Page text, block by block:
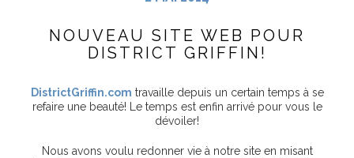
NOUVEAU SITE WEB POUR
DISTRICT GRIFFIN!
DistrictGriffin.com travaille depuis un certain temps à se
refaire une beauté! Le temps est enfin arrivé pour vous le
dévoiler!
Nous avons voulu redonner vie à notre site en misant